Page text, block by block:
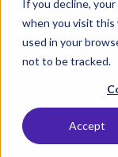
If you decline,
when you visit this
used in your
not to be tracked.
Accept
Ressourcer
KOHT